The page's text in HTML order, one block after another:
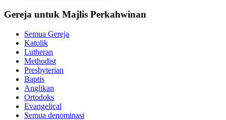
Gereja untuk Majlis Perkahwinan
Semua Gereja
Katolik
Lutheran
Methodist
Presbyterian
Baptis
Anglikan
Ortodoks
Evangelical
Semua denominasi